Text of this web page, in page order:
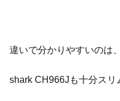
違いで分かりやすいのは
shark CH966Jも十分スリ